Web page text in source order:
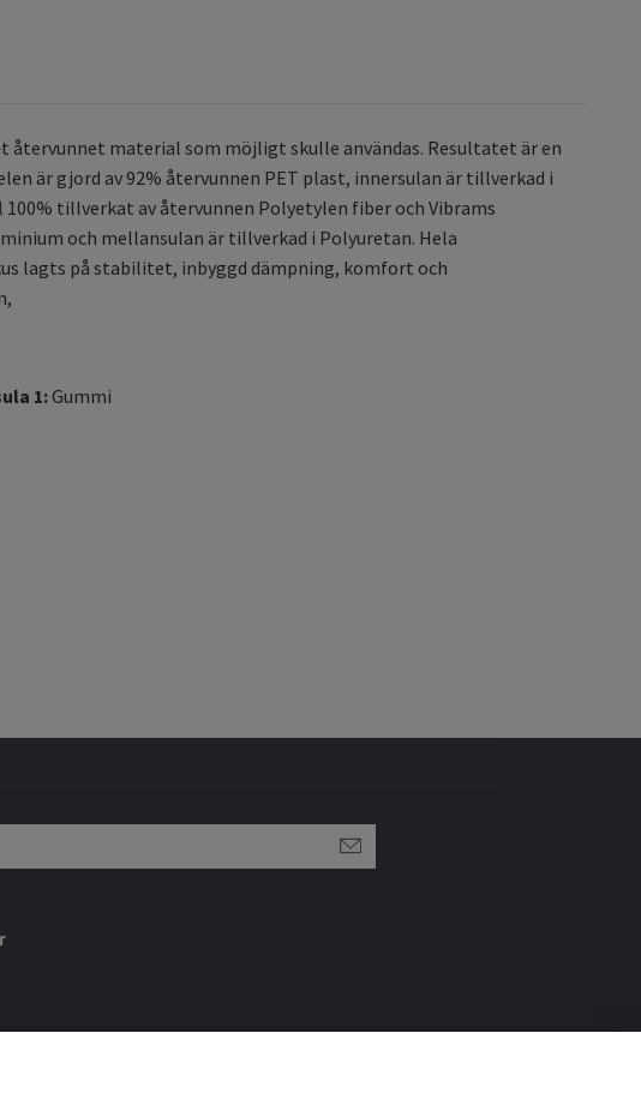
återvunnet material som möjligt skulle användas. Resultatet är en
är gjord av 92% återvunnen PET plast, innersulan är tillverkad i
tillverkat av återvunnen Polyetylen fiber och Vibrams
och mellansulan är tillverkad i Polyuretan. Hela
lagts på stabilitet, inbyggd dämpning, komfort och
1:Gummi